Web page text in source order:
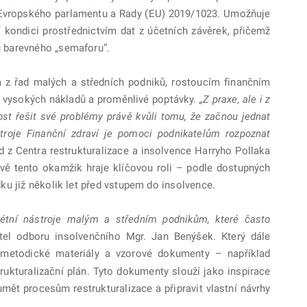
parlamentu a Rady (EU) 2019/1023. Umožňuje
prostřednictvím dat z účetních závěrek, přičemž
„semaforu“.
řad malých a středních podniků, rostoucím finančním
nákladů a proměnlivé poptávky. „Z praxe, ale i z
řešit své problémy právě kvůli tomu, že začnou jednat
Finanční zdraví je pomoci podnikatelům rozpoznat
Centra restrukturalizace a insolvence Harryho Pollaka
tento okamžik hraje klíčovou roli – podle dostupných
již několik let před vstupem do insolvence.
nástroje malým a středním podnikům, které často
odboru insolvenčního Mgr. Jan Benýšek. Který dále
materiály a vzorové dokumenty – například
plán. Tyto dokumenty slouží jako inspirace
procesům restrukturalizace a připravit vlastní návrhy